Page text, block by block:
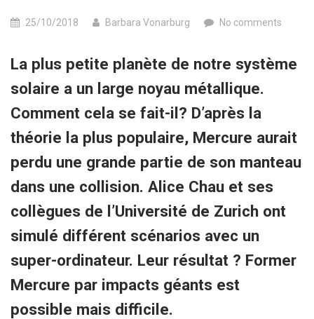
25/10/2018 Barbara Vonarburg No comments
La plus petite planète de notre système
solaire a un large noyau métallique.
Comment cela se fait-il? D’après la
théorie la plus populaire, Mercure aurait
perdu une grande partie de son manteau
dans une collision. Alice Chau et ses
collègues de l’Université de Zurich ont
simulé différent scénarios avec un
super-ordinateur. Leur résultat ? Former
Mercure par impacts géants est
possible mais difficile.